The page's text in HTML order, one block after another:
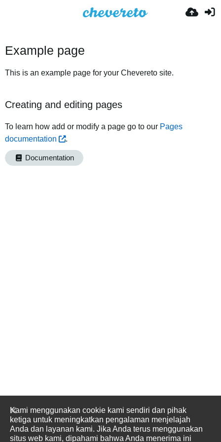
Example page
This is an example page for your Chevereto site.
Creating and editing pages
To learn how add or modify a page go to our Pages
documentation
.
Documentation
Kami menggunakan cookie kami sendiri dan pihak
ketiga untuk meningkatkan pengalaman menjelajah
Anda dan layanan kami. Jika Anda terus menggunakan
situs web kami, dipahami bahwa Anda menerima ini